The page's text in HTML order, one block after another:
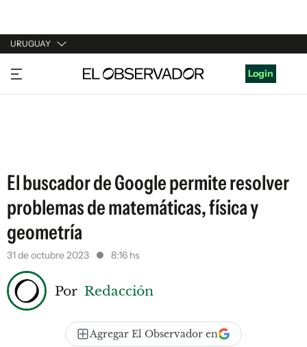
URUGUAY
URUGUAY
ARGENTINA
Login
El buscador de Google permite resolver
problemas de matemáticas, física y
geometría
31 de octubre 2023 8:16 hs
Por Redacción
Agregar El Observador en